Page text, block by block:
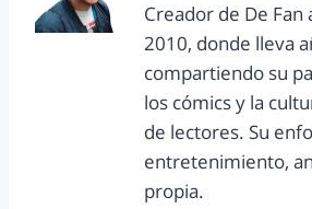
Creador de De Fan
2010, donde lleva
compartiendo su
los cómics y la
de lectores. Su
entretenimiento,
propia.